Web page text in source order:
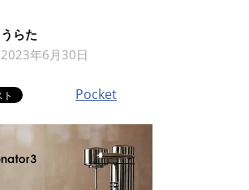
うらた
2023年6月30日
Pocket